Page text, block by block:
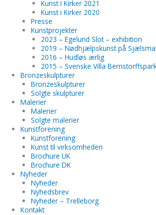
Kunst I Kirker 2021
Kunst i Kirker 2020
Presse
Kunstprojekter
2023 – Egelund Slot – exhibition
2019 – Nødhjælpskunst på
2016 – Hudløs ærlig
2015 – Svenske Villa
Bronzeskulpturer
Bronzeskulpturer
Solgte skulpturer
Malerier
Malerier
Solgte malerier
Kunstforening
Kunstforening
Kunst til virksomheden
Brochure UK
Brochure DK
Nyheder
Nyheder
Nyhedsbrev
Nyheder – Trelleborg
Kontakt